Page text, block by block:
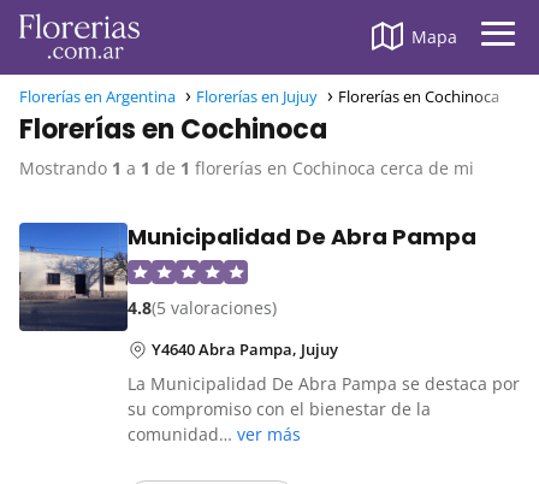
Mapa
Florerías en Argentina Florerías en Jujuy Florerías en Cochinoca
Florerías en Cochinoca
Mostrando 1 a 1 de 1 florerías en Cochinoca cerca de mi
Municipalidad De Abra Pampa
4.8(5 valoraciones)
Y4640 Abra Pampa, Jujuy
La Municipalidad De Abra Pampa se destaca por
su compromiso con el bienestar de la
comunidad… ver más